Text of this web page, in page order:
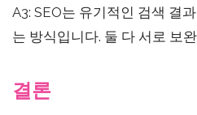
A3: SEO는 유기적인 검색 결
는 방식입니다. 둘 다 서로 보
결론